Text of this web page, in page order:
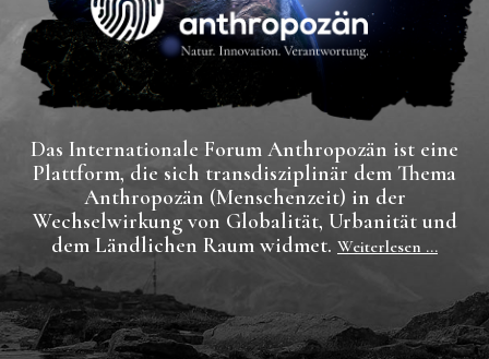
Das Internationale Forum Anthropozän ist eine
Plattform, die sich transdisziplinär dem Thema
Anthropozän (Menschenzeit) in der
Wechselwirkung von Globalität, Urbanität und
dem Ländlichen Raum widmet. Weiterlesen ...